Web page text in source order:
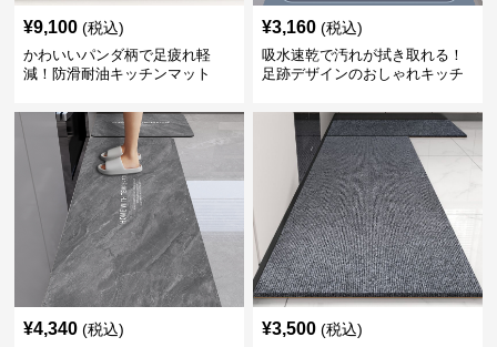
¥9,100 (税込)
かわいいパンダ柄で足疲れ軽
減！防滑耐油キッチンマット
¥3,160 (税込)
吸水速乾で汚れが拭き取れる！
足跡デザインのおしゃれキッチ
¥4,340 (税込) ¥3,500 (税込)